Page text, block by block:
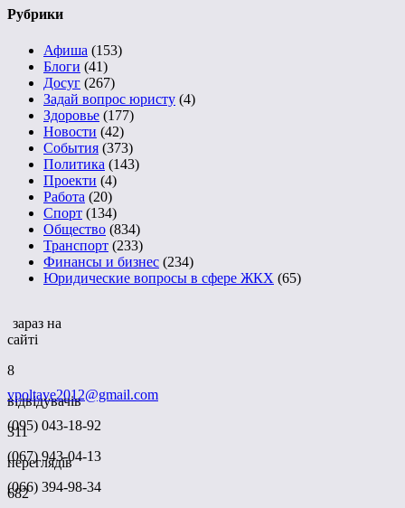
Рубрики
Афиша (153)
Блоги (41)
Досуг (267)
Задай вопрос юристу (4)
Здоровье (177)
Новости (42)
События (373)
Политика (143)
Проекти (4)
Работа (20)
Спорт (134)
Общество (834)
Транспорт (233)
Финансы и бизнес (234)
Юридические вопросы в сфере ЖКХ (65)
зараз на
сайті
8
відвідувачів
311
переглядів
682
vpoltave2012@gmail.com
(095) 043-18-92
(067) 943-04-13
(066) 394-98-34